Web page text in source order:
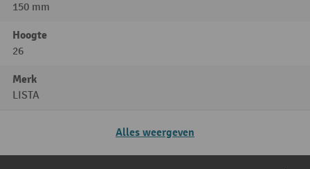
150 mm
Hoogte
26
Merk
LISTA
Alles weergeven